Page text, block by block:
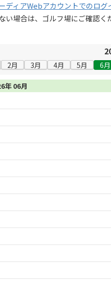
ディアWebアカウントでのログ
い場合は、ゴルフ場にご確認く
2月 3月 4月 5月 6月
年 06月